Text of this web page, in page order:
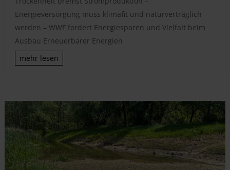
Energieversorgung muss klimafit und naturverträglich
werden – WWF fordert Energiesparen und Vielfalt beim
Ausbau Erneuerbarer Energien
mehr lesen